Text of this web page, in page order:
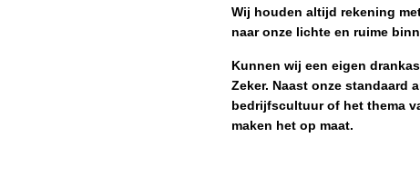
Wij houden altijd rekening
naar onze lichte en ruime
Kunnen wij een eigen
Zeker. Naast onze standaard
bedrijfscultuur of het thema
maken het op maat.